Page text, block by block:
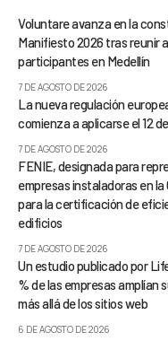
Voluntare avanza en la
Manifiesto 2026 tras reunir
participantes en Medellín
7 DE AGOSTO DE 2026
La nueva regulación
comienza a aplicarse el 12
7 DE AGOSTO DE 2026
FENIE, designada para
empresas instaladoras en la
para la certificación de
edificios
7 DE AGOSTO DE 2026
Un estudio publicado por
% de las empresas amplían
más allá de los sitios web
6 DE AGOSTO DE 2026